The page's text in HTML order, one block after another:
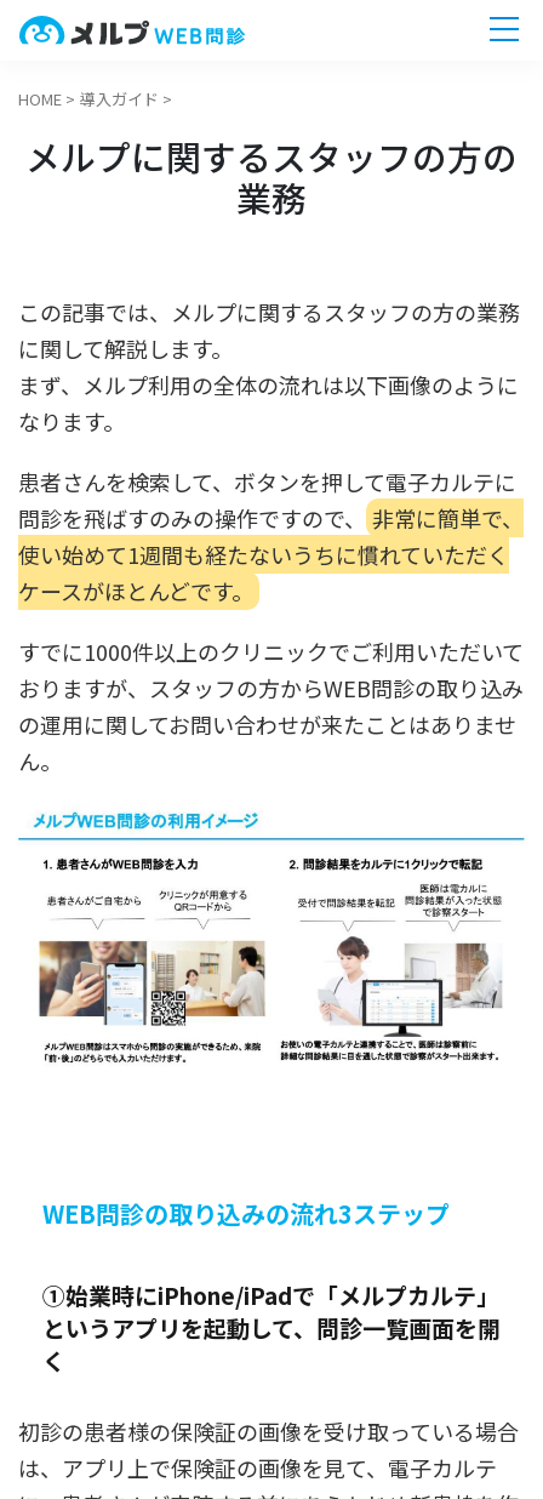
ホーム
機能
料金
療養計画書
Q&A
問診百科
今すぐ 無料相談へ
資料ダウンロード
HOME > 導入ガイド >
メルプに関するスタッフの方の
業務
この記事では、メルプに関するスタッフの方の業務
に関して解説します。
まず、メルプ利用の全体の流れは以下画像のように
なります。
患者さんを検索して、ボタンを押して電子カルテに
問診を飛ばすのみの操作ですので、
非常に簡単で、
使い始めて1週間も経たないうちに慣れていただく
ケースがほとんどです。
すでに1000件以上のクリニックでご利用いただいて
おりますが、スタッフの方からWEB問診の取り込み
の運用に関してお問い合わせが来たことはありませ
ん。
WEB問診の取り込みの流れ3ステップ
①始業時にiPhone/iPadで「メルプカルテ」
というアプリを起動して、問診一覧画面を開
く
初診の患者様の保険証の画像を受け取っている場合
は、アプリ上で保険証の画像を見て、電子カルテ